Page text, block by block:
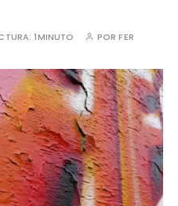
1MINUTO PORFER